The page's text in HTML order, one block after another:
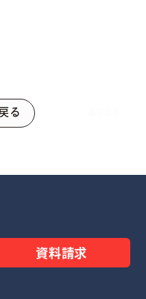
る
資料請求